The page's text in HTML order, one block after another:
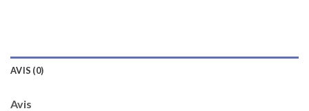
AVIS (0)
Avis